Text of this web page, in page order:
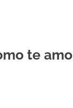
te amo